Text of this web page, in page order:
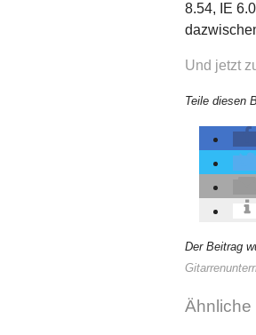
8.54, IE
Und jetzt
Teile diesen
Der Beitrag
Ähnliche